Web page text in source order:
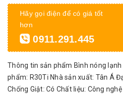
Hãy gọi điện để có giá tốt
hơn
0911.291.445
Thông tin sản phẩm Bình nóng
phẩm: R30Ti Nhà sản xuất: Tân Á
Chống Giật: Có Chất liệu: Công